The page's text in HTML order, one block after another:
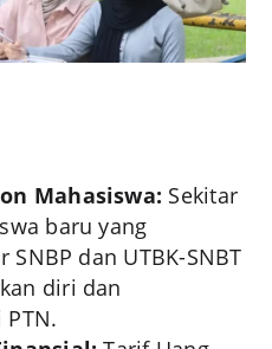
Mahasiswa: Sekitar
baru yang
dan UTBK-SNBT
diri dan